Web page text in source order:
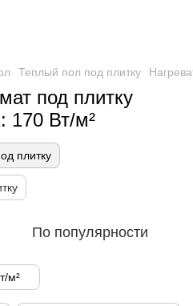
Теплый пол под плитку
под плитку
170 Вт/м²
плитку
По популярности
м²